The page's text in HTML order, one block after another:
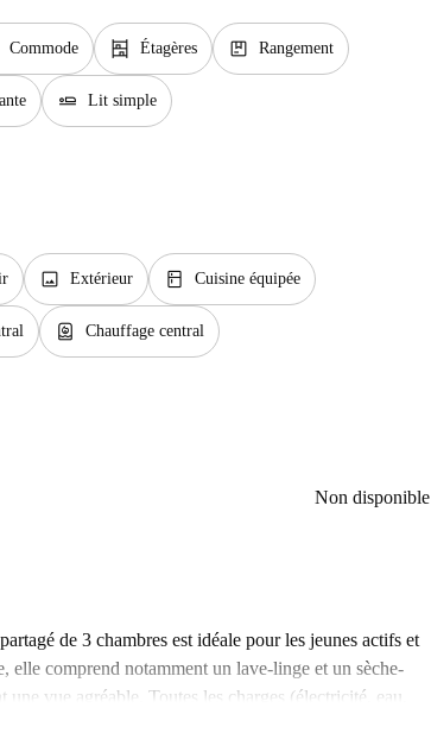
Commode shelves Étagères package Rangement
airline_seat_flat Lit simple
image Extérieur kitchen Cuisine équipée
water_heater Chauffage central
Non disponible
de 3 chambres est idéale pour les jeunes actifs et
elle comprend notamment un lave-linge et un sèche-
vue agréable. Toutes les charges (électricité, eau,
a personnellement inspecté ce logement pour